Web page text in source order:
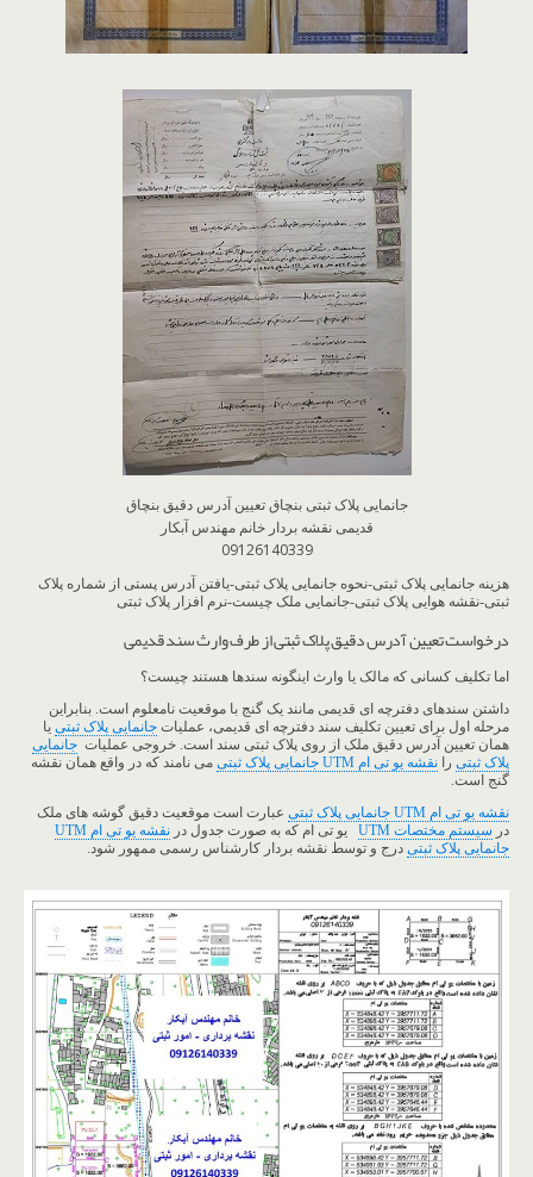
جانمایی پلاک ثبتی بنچاق تعیین آدرس دقیق بنچاق
قدیمی نقشه بردار خانم مهندس آبکار
09126140339
هزینه جانمایی پلاک ثبتی-نحوه جانمایی پلاک ثبتی-یافتن آدرس پستی از شماره پلاک
ثبتی-نقشه هوایی پلاک ثبتی-جانمایی ملک چیست-نرم افزار پلاک ثبتی
درخواست تعیین آدرس دقیق پلاک ثبتی از طرف وارث سند قدیمی
اما تکلیف کسانی که مالک یا وارث اینگونه سندها هستند چیست؟
داشتن سندهای دفترچه ای قدیمی مانند یک گنج با موقعیت نامعلوم است. بنابراین
مرحله اول برای تعیین تکلیف سند دفترچه ای قدیمی، عملیات جانمایی پلاک ثبتی یا
همان تعیین آدرس دقیق ملک از روی پلاک ثبتی سند است. خروجی عملیات جانمایی
پلاک ثبتی را نقشه یو تی ام UTM جانمایی پلاک ثبتی
می نامند که در واقع همان نقشه
گنج است.
نقشه یو تی ام UTM جانمایی پلاک ثبتی
عبارت است موقعیت دقیق گوشه های ملک
در سیستم مختصات UTM یو تی ام که به صورت جدول در
نقشه یو تی ام UTM
جانمایی پلاک ثبتی درج و توسط نقشه بردار کارشناس رسمی ممهور شود.